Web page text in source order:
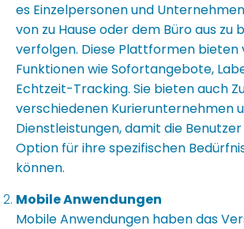
es Einzelpersonen und
von zu Hause oder dem Büro aus zu
verfolgen. Diese Plattformen bieten
Funktionen wie Sofortangebote,
Echtzeit-Tracking. Sie bieten auch
verschiedenen Kurierunternehmen
Dienstleistungen, damit die
Option für ihre spezifischen
können.
Mobile Anwendungen
Mobile Anwendungen haben das